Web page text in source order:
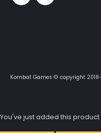
Kombat Games © copyright
You've just added this product